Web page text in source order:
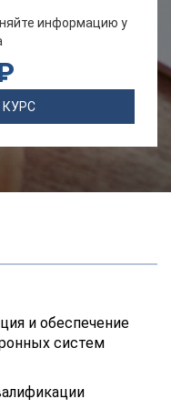
информацию у
КУРС
и обеспечение
систем